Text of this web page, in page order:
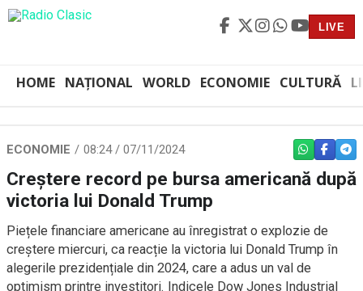
LIVE
HOME NAȚIONAL WORLD ECONOMIE CULTURĂ
ECONOMIE 08:24 / 07/11/2024 WHATSAPP
Creștere record pe bursa americană după
victoria lui Donald Trump
Piețele financiare americane au înregistrat o explozie de
creștere miercuri, ca reacție la victoria lui Donald Trump în
alegerile prezidențiale din 2024, care a adus un val de
optimism printre investitori. Indicele Dow Jones Industrial